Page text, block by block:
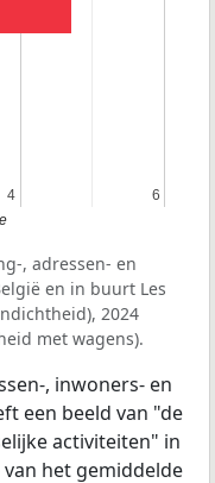
4
4 6
6
, adressen- en
en in buurt Les
2024
met wagens).
, inwoners- en
een beeld van "de
activiteiten" in
het gemiddelde